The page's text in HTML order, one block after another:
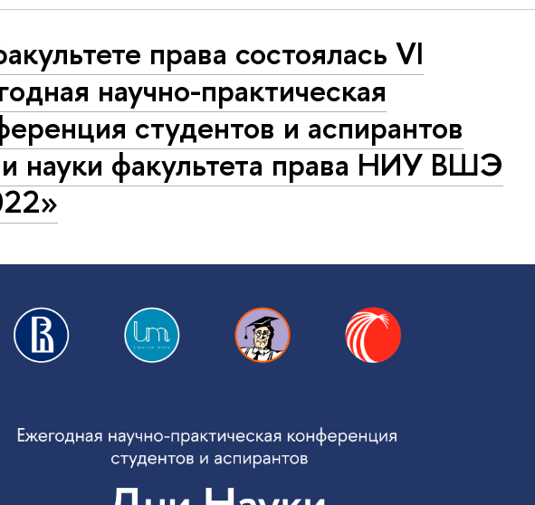
права состоялась VI
научно-практическая
студентов и аспирантов
науки факультета права НИУ ВШЭ